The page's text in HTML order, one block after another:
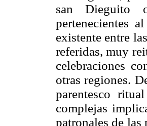
san Dieguito
pertenecientes
existente entre
referidas, muy
celebraciones
otras regiones.
parentesco
complejas
patronales de las